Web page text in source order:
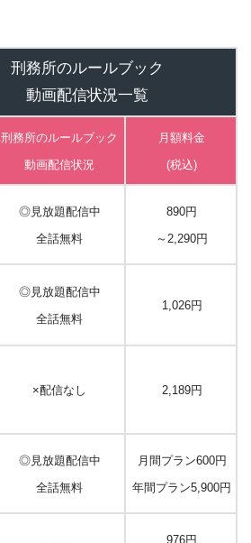
刑務所のルールブック
動画配信状況一覧
刑務所のルールブック
動画配信状況
月額料金
(税込)
◎見放題配信中
全話無料
890円
～2,290円
◎見放題配信中
全話無料
1,026円
×配信なし 2,189円
◎見放題配信中
全話無料
月間プラン600円
年間プラン5,900円
976円